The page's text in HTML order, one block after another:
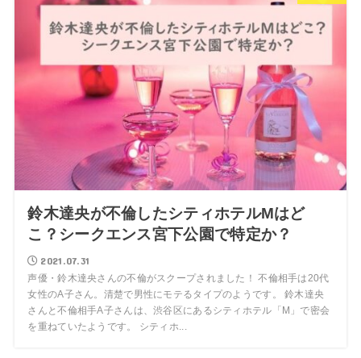
鈴木達央が不倫したシティホテルMはど
こ？シークエンス宮下公園で特定か？
2021.07.31
声優・鈴木達央さんの不倫がスクープされました！ 不倫相手は20代
女性のA子さん。清楚で男性にモテるタイプのようです。 鈴木達央
さんと不倫相手A子さんは、渋谷区にあるシティホテル「M」で密会
を重ねていたようです。 シティホ...